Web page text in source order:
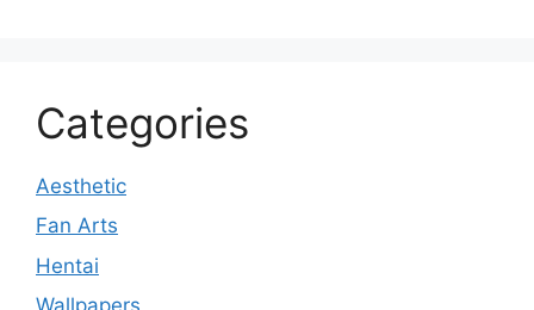
Categories
Aesthetic
Fan Arts
Hentai